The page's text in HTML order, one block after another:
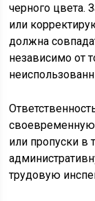
черного цвета.
или
должна
независимо от
своевременную
или пропуски в
трудовую